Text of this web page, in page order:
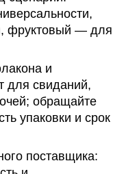
фруктовый — для
и
для свиданий,
обращайте
упаковки и срок
поставщика: